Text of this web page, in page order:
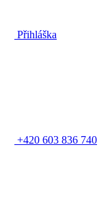
Přihláška
+420 603 836 740